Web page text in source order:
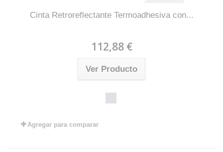
Cinta Retroreflectante Termoadhesiva con...
112,88 €
Ver Producto
Agregar para comparar